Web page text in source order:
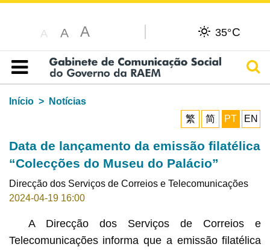
A A A 35°C
Índice
Início
Notícias
繁
简 PT EN
Data de lançamento da emissão filatélica
“Colecções do Museu do Palácio”
Direcção dos Serviços de Correios e Telecomunicações
2024-04-19 16:00
A Direcção dos Serviços de Correios e
Telecomunicações informa que a emissão filatélica